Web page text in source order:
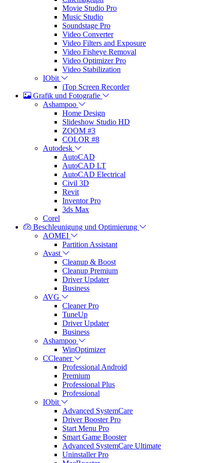
Movie Studio Pro
Music Studio
Soundstage Pro
Video Converter
Video Filters and Exposure
Video Fisheye Removal
Video Optimizer Pro
Video Stabilization
IObit
iTop Screen Recorder
Grafik und Fotografie
Ashampoo
Home Design
Slideshow Studio HD
ZOOM #3
COLOR #8
Autodesk
AutoCAD
AutoCAD LT
AutoCAD Electrical
Civil 3D
Revit
Inventor Pro
3ds Max
Corel
Beschleunigung und Optimierung
AOMEI
Partition Assistant
Avast
Cleanup & Boost
Cleanup Premium
Driver Updater
Business
AVG
Cleaner Pro
TuneUp
Driver Updater
Business
Ashampoo
WinOptimizer
CCleaner
Professional Android
Premium
Professional Plus
Professional
IObit
Advanced SystemCare
Driver Booster Pro
Start Menu Pro
Smart Game Booster
Advanced SystemCare Ultimate
Uninstaller Pro